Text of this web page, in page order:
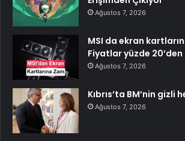
Ağustos 7, 2026
MSI da ekran
Fiyatlar yüzde
Ağustos 7, 2026
Kıbrıs’ta BM’nin gizli
Ağustos 7, 2026